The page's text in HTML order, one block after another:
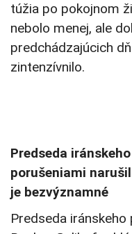
túžia po pokojnom
nebolo menej, ale
predchádzajúcich
zintenzívnilo.
Predseda
porušeniami
je bezvýznamné
Predseda